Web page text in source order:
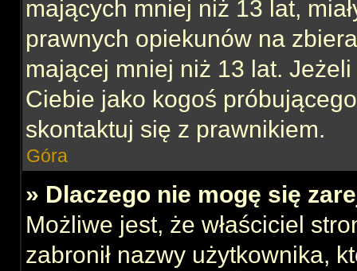
mających mniej niż 13 lat,
prawnych opiekunów na
mającej mniej niż 13 lat.
Ciebie jako kogoś
skontaktuj się z prawnikiem.
Góra
» Dlaczego nie mogę się
Możliwe jest, że właściciel
zabronił nazwy użytkownika,